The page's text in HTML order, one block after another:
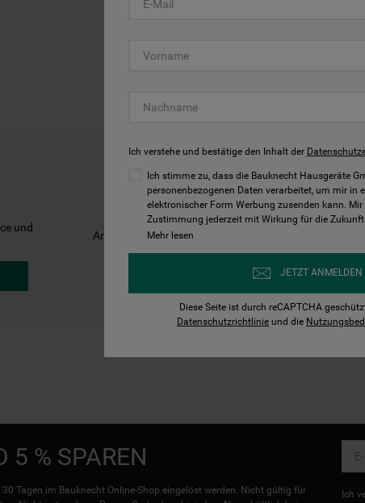
und
Bedienungsanleitungen
Anleitungen finden und herunterladen
5 % SPAREN
Tagen im Bauknecht Online-Shop eingelöst werden. Nicht gültig für
Ich
Ich verstehe und bestätige den Inhalt der
Ich stimme zu, dass die Bauknecht Hausgeräte
personenbezogenen Daten verarbeitet, um mir in
elektronischer Form Werbung zusenden kann.
Zustimmung jederzeit mit Wirkung für die
Mehr lesen
JETZT ANMELDEN
Diese Seite ist durch reCAPTCHA
Datenschutzrichtlinie und die